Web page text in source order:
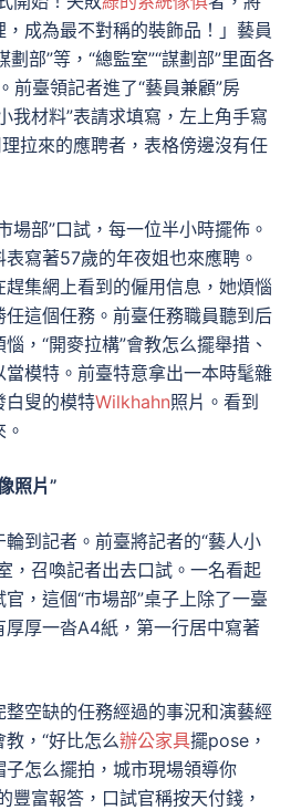
成為最不對稱的裝飾品！」藝員
劃部”等，“總監室”“謀劃部”里面各
前臺領記者進了“藝員兼顧”房
我材料”表請求填寫，左上角手寫
拉來的應聘者，表格傍邊沒有任
場部”口試，每一位半小時擺佈。
寫著57歲的年夜姐也來應聘。
集網上看到的僱用信息，她煩惱
這個任務。前臺任務職員聽到后
，“開麥拉構”會教怎么擺舉措、
模特。前臺特意拿出一本時髦雜
白叟的模特Wilkhahn照片。看到
照片”
到記者。前臺將記者的“藝人小
，召喚記者出去口試。一名看起
，這個“市場部”桌子上除了一臺
厚一沓A4紙，第一行居中寫著
空缺的任務經過的事況和演藝經
，“好比怎么辦公家具擺pose，
怎么擺拍，城市現場領導你
豐富報答，口試官稱按天付錢，